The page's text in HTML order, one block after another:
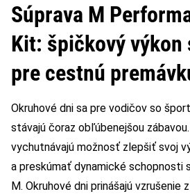
Súprava M
Kit: špičkový výkon
pre cestnú
Okruhové dni sa pre vodičov so
stávajú čoraz obľúbenejšou
vychutnávajú možnosť zlepšiť svoj
a preskúmať dynamické schopnosti
M. Okruhové dni prinášajú vzrušenie